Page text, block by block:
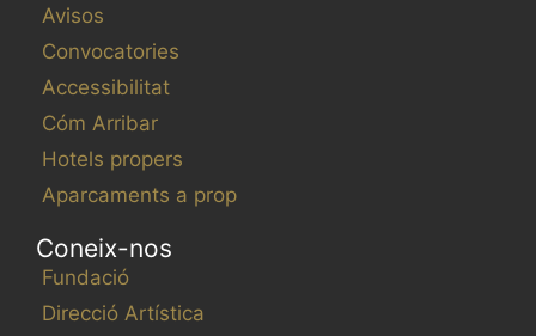
Avisos
Convocatories
Accessibilitat
Cóm Arribar
Hotels propers
Aparcaments a prop
Coneix-nos
Fundació
Direcció Artística